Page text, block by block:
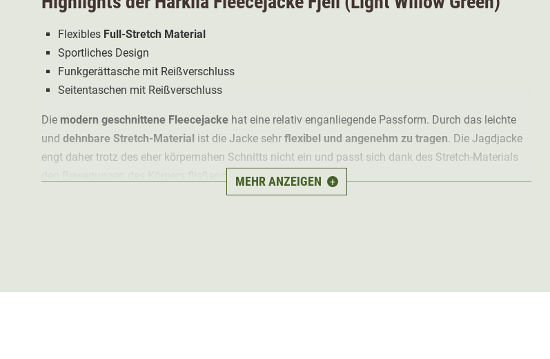
Flexibles Full-Stretch Material
Sportliches Design
Funkgerättasche mit Reißverschluss
Seitentaschen mit Reißverschluss
Die modern geschnittene Fleecejacke hat eine relativ enganliegende Passform. Durch das leichte
und dehnbare Stretch-Material ist die Jacke sehr flexibel und angenehm zu tragen. Die Jagdjacke
engt daher trotz des eher körpernahen Schnitts nicht ein und passt sich dank des Stretch-Materials
den Bewegungen des Körpers fließend an.MEHR ANZEIGEN +